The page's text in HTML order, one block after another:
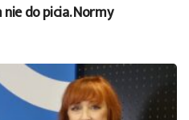
do picia. Normy